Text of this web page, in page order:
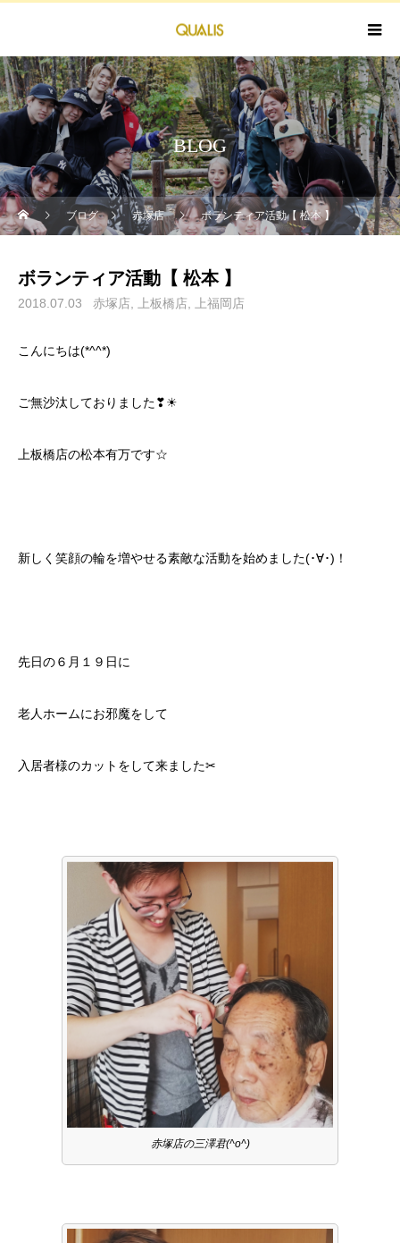
BLOG
ブログ 赤塚店 ボランティア活動【 松本 】
ボランティア活動【 松本 】
2018.07.03 赤塚店 上板橋店 上福岡店
こんにちは(*^^*)
ご無沙汰しておりました❣☀
上板橋店の松本有万です☆
新しく笑顔の輪を増やせる素敵な活動を始めました(･∀･)！
先日の６月１９日に
老人ホームにお邪魔をして
入居者様のカットをして来ました✂
赤塚店の三澤君(^o^)